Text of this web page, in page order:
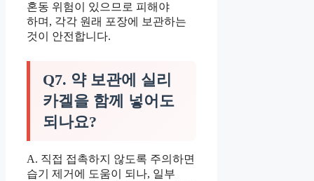
혼동 위험이 있으므로 피해야
하며, 각각 원래 포장에 보관하는
것이 안전합니다.
Q7. 약 보관에 실리
카겔을 함께 넣어도
되나요?
A. 직접 접촉하지 않도록 주의하면
습기 제거에 도움이 되나, 일부